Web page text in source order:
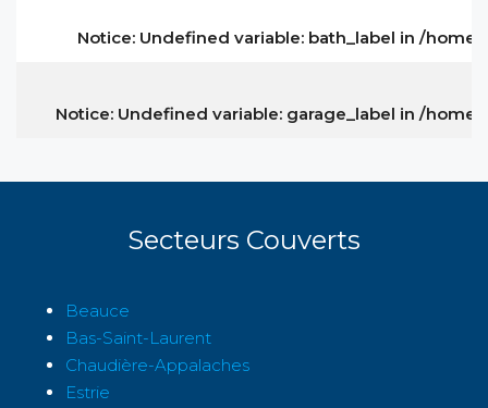
Notice: Undefined variable: bath_label in /home/
Notice: Undefined variable: garage_label in /home/
Secteurs Couverts
Beauce
Bas-Saint-Laurent
Chaudière-Appalaches
Estrie